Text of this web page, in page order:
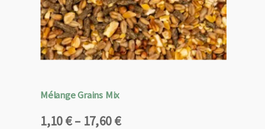
Mélange Grains Mix
1,10€– 17,60€
Plage